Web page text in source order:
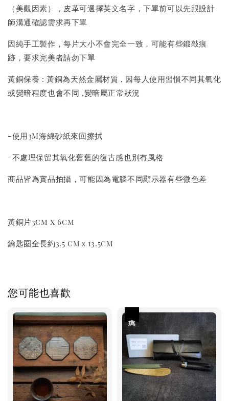
（美觀因素），皮革可選擇英文名字，下單前可以先跟設計
師溝通確認需求再下單
因純手工製作，每片大小不會完全一致，可能有些鍛敲痕
跡，要求完美者請勿下單
黃銅保養 : 黃銅為天然金屬材質 , 因每人使用習慣不同其氧化
或變暗程度也會不同 ,變暗屬正常狀況
-使用3M海綿砂紙來回擦拭
-不處理保留其氧化舊舊的復古感也別有風格
商品皆為實品拍攝，可能因為電腦不同顯示器有些微色差
黃銅片3cm x 6cm
鑰匙圈全長約3.5 cmｘ13.5cm
您可能也喜歡